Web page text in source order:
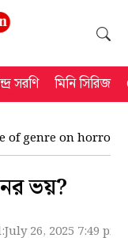
সরণি মিনি সিরিজ
of genre on horror
ভয়?
July 26, 2025 7:49 pm